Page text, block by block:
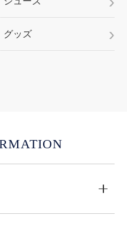
グッズ